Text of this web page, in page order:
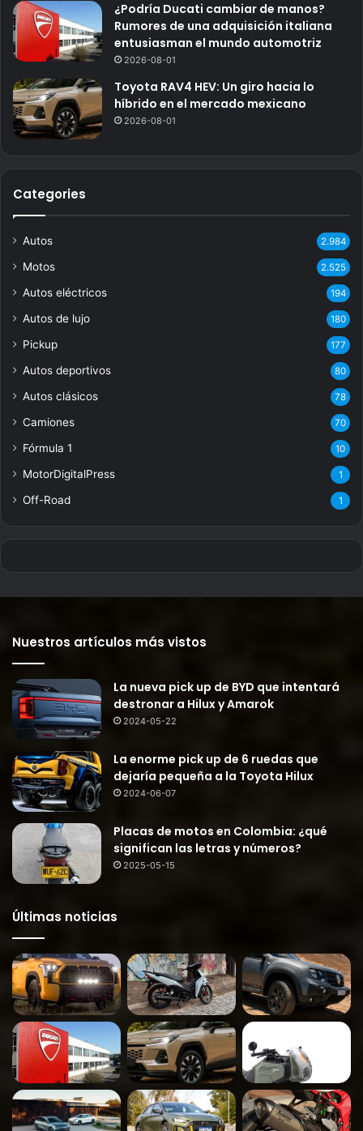
¿Podría Ducati cambiar de manos?
Rumores de una adquisición italiana
entusiasman el mundo automotriz
2026-08-01
Toyota RAV4 HEV: Un giro hacia lo
híbrido en el mercado mexicano
2026-08-01
Categories
Autos 2.984
Motos 2.525
Autos eléctricos 194
Autos de lujo 180
Pickup 177
Autos deportivos 80
Autos clásicos 78
Camiones 70
Fórmula 1 10
MotorDigitalPress 1
Off-Road 1
Nuestros artículos más vistos
La nueva pick up de BYD que intentará
destronar a Hilux y Amarok
2024-05-22
La enorme pick up de 6 ruedas que
dejaría pequeña a la Toyota Hilux
2024-06-07
Placas de motos en Colombia: ¿qué
significan las letras y números?
2025-05-15
Últimas noticias